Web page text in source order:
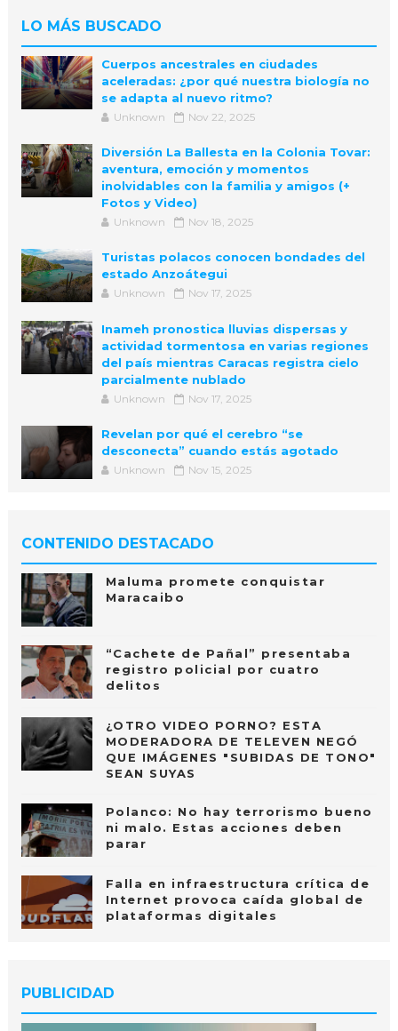
LO MÁS BUSCADO
Cuerpos ancestrales en ciudades
aceleradas: ¿por qué nuestra biología no
se adapta al nuevo ritmo?
Unknown Nov 22, 2025
Diversión La Ballesta en la Colonia Tovar:
aventura, emoción y momentos
inolvidables con la familia y amigos (+
Fotos y Video)
Unknown Nov 18, 2025
Turistas polacos conocen bondades del
estado Anzoátegui
Unknown Nov 17, 2025
Inameh pronostica lluvias dispersas y
actividad tormentosa en varias regiones
del país mientras Caracas registra cielo
parcialmente nublado
Unknown Nov 17, 2025
Revelan por qué el cerebro “se
desconecta” cuando estás agotado
Unknown Nov 15, 2025
CONTENIDO DESTACADO
Maluma promete conquistar
Maracaibo
“Cachete de Pañal” presentaba
registro policial por cuatro
delitos
¿OTRO VIDEO PORNO? ESTA
MODERADORA DE TELEVEN NEGÓ
QUE IMÁGENES "SUBIDAS DE TONO"
SEAN SUYAS
Polanco: No hay terrorismo bueno
ni malo. Estas acciones deben
parar
Falla en infraestructura crítica de
Internet provoca caída global de
plataformas digitales
PUBLICIDAD